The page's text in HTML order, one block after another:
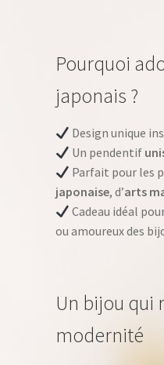
Pourquoi
japonais ?
Design unique
Un pendentif
Parfait pour les
japonaise, d’arts
Cadeau idéal
ou amoureux des
Un bijou qui
modernité